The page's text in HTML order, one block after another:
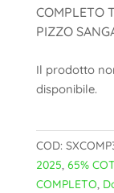
COMPLETO
PIZZO
Il prodotto
disponibile.
COD:
2025, 65%
COMPLETO,